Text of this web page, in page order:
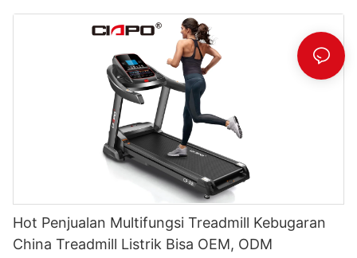
Hot Penjualan Multifungsi Treadmill Kebugaran
China Treadmill Listrik Bisa OEM, ODM